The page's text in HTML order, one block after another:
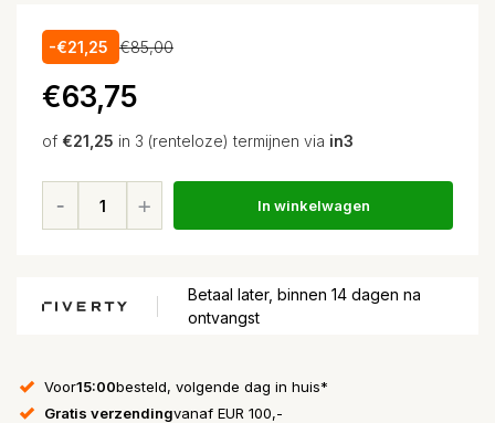
-€21,25 €85,00
€63,75
of €21,25 in 3 (renteloze) termijnen via in3
In winkelwagen
Betaal later, binnen 14 dagen na
ontvangst
Voor15:00besteld, volgende dag in huis*
Gratis verzendingvanaf EUR 100,-